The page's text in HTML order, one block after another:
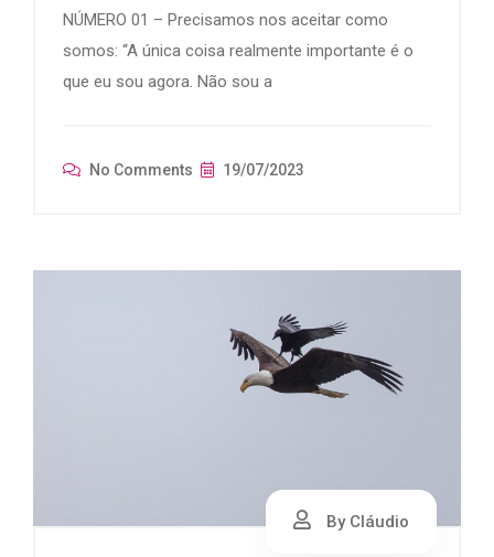
NÚMERO 01 – Precisamos nos aceitar como
somos: “A única coisa realmente importante é o
que eu sou agora. Não sou a
No Comments 19/07/2023
By Cláudio